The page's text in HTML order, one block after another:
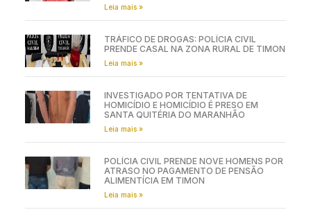
Leia mais »
TRÁFICO DE DROGAS: POLÍCIA CIVIL
PRENDE CASAL NA ZONA RURAL DE TIMON
Leia mais »
INVESTIGADO POR TENTATIVA DE
HOMICÍDIO E HOMICÍDIO É PRESO EM
SANTA QUITÉRIA DO MARANHÃO
Leia mais »
POLÍCIA CIVIL PRENDE NOVE HOMENS POR
ATRASO NO PAGAMENTO DE PENSÃO
ALIMENTÍCIA EM TIMON
Leia mais »